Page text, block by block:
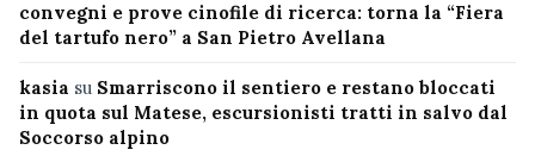
convegni e prove cinofile di ricerca: torna la “Fiera
del tartufo nero” a San Pietro Avellana
kasia su Smarriscono il sentiero e restano bloccati
in quota sul Matese, escursionisti tratti in salvo dal
Soccorso alpino